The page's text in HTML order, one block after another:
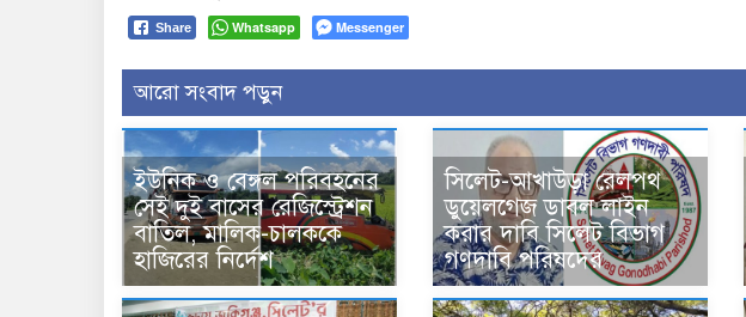
Share Whatsapp Messenger
আরো সংবাদ পড়ুন
ইউনিক ও বেঙ্গল পরিবহনের
সেই দুই বাসের রেজিস্ট্রেশন
বাতিল, মালিক-চালককে
হাজিরের নির্দেশ
সিলেট-আখাউড়া রেলপথ
ডুয়েলগেজ ডাবল লাইন
করার দাবি সিলেট বিভাগ
গণদাবি পরিষদের